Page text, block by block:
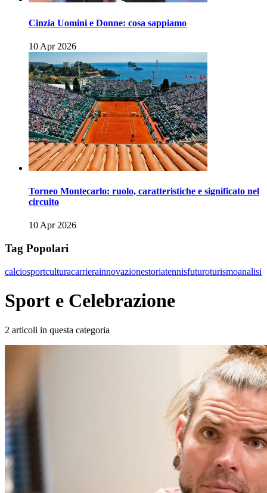
Cinzia Uomini e Donne: cosa sappiamo
10 Apr 2026
Torneo Montecarlo: ruolo, caratteristiche e significato nel
circuito
10 Apr 2026
Tag Popolari
calciosportculturacarrierainnovazionestoriatennisfuturoturismoanalisi
Sport e Celebrazione
2 articoli in questa categoria